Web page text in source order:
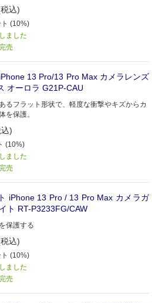
込)
(10%)
ました
売
13 Pro/13 Pro Max カメラレンズ
オーロラ G21P-CAU
るフラット形状で、軽度な衝撃やキズからカ
を保護。
)
(10%)
ました
売
iPhone 13 Pro / 13 Pro Max カメラガ
ト RT-P3233FG/CAW
保護する
込)
(10%)
ました
売